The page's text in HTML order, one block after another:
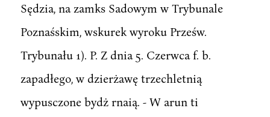
Sędzia, na zamks Sadowym w Trybunale
Poznaśskim, wskurek wyroku Prześw.
Trybunału 1). P. Z dnia 5. Czerwca f. b.
zapadłego, w dzierżawę trzechletnią
wypusczone bydż rnaią. - W arun ti